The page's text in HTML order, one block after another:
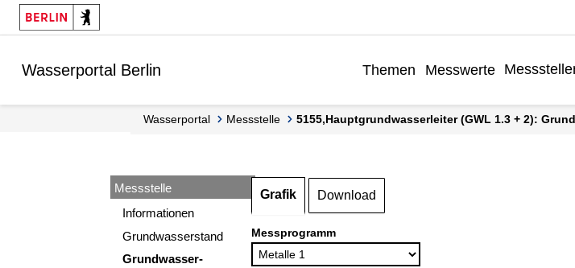
Springe zur Navigation
Springe zum Inhalt
Wasserportal Berlin Themen Messwerte
Wasserportal Messstelle 5155,Hauptgrundwasserleiter (GWL 1.3 + 2):
Messstelle
Informationen
Grundwasserstand
Grundwasser-
Grafik Download
Messprogramm